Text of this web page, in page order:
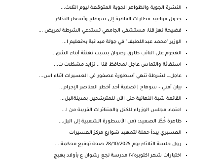
النشرة الجوية والظواهر الجوية المتوقعة ليوم الثلاث...
جدول مواعيد قطارات القاهرة إلى سوهاج وأسعار التذاكر
فضيحة تهز قنا: مستشفى الجامعي تستدعي الشرطة لمريض ...
الوزير "محمد عبداللطيف" في جولة ميدانية بـ«تعليم ا...
الهجوم على النائب طارق رضوان بسبب تهنئة أبناء الشق...
استغاثة والتماس عاجل لمحافظ قنا .. تزايد مشكلات ت...
عاجل…الشرطة تنهي أسطورة عصفور في العسيرات اثناء اس...
بيان أمني – سوهاج | تصفية أحد أخطر العناصر الإجرام...
القائمة شبة النهائية حتى الأن للمترشحين بمدينةالبل...
اعتماد مجلس الوزراء للكتل والمتناثرات القريبة من ا...
ظاهرة خُطّ الصعيد: (من الأسطورة الشعبية إلى البل...
العسيري يبدأ حملة لتمهيد شوارع مركز العسيرات
رول جلسة الثلاثاء يوم 28/10/2025 صحة توقيع محكمة ...
اختبارات شهر اكتوبر٢٠٢٥ مدرسة نجع رشوان ع بأولاد بهيج